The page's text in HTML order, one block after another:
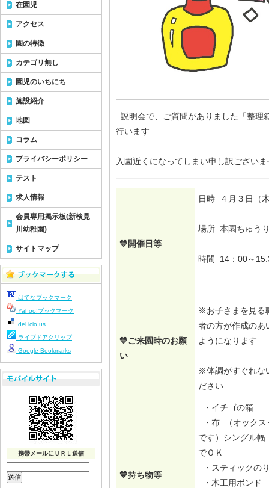
説明会で、ご質問がありました「整理
行います
入園近くになってしまい申し訳ござい
💛開催日等
日時 ４月３日
場所 本園ちゅう
時間 14：00～
💛ご来園時のお願
い
※お子さまを見る
者の方が作成のあ
ようになります
※体調がすぐれな
ださい
💙持ち物等
・イチゴの箱
・布 （オック
です）シングル
でＯＫ
・スティックの
・木工用ボンド
在園児
アクセス
園の特徴
カテゴリ無し
園児のいちにち
施設紹介
地図
コラム
プライバシーポリシー
テスト
求人情報
会員専用掲示板(新検見
川幼稚園)
サイトマップ
はてなブックマーク
Yahoo!ブックマーク
del.icio.us
ライブドアクリップ
Google Bookmarks
携帯メールにＵＲＬ送信